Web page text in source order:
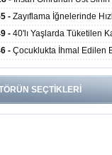
Yeni Yaşam
- Zayıflama İğnelerinde
Hekim Kontrolü Şart
- 40'lı Yaşlarda Tüketilen
Zihinsel ve Fiziksel
- Çocuklukta İhmal Edilen
İleride Kalp
SEÇTİKLERİ